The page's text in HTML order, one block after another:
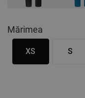
Mărimea
XS S